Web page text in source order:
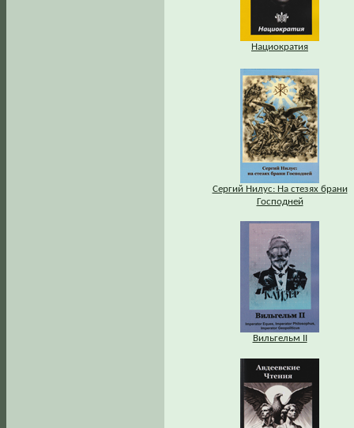
Нациократия
Сергий Нилус: На стезях брани
Господней
Вильгельм II